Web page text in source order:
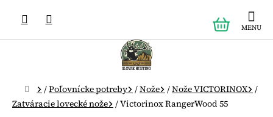
obsah
KOŠÍK
Domov
/Poľovnícke potreby /Nože /Nože VICTORINOX /
Zatváracie lovecké nože /Victorinox RangerWood 55